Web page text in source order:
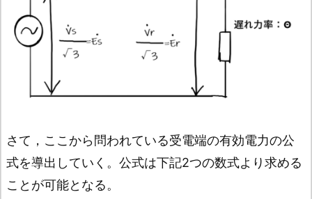
さて，ここから問われている受電端の有効電力の公
式を導出していく。公式は下記2つの数式より求める
ことが可能となる。